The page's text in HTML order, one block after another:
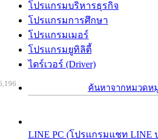
โปรแกรมบริหารธุรกิจ
โปรแกรมการศึกษา
โปรแกรมเมอร์
โปรแกรมยูทิลิตี้
ไดร์เวอร์ (Driver)
ค้นหาจากหมวดห
LINE PC (โปรแกรมแชท LINE